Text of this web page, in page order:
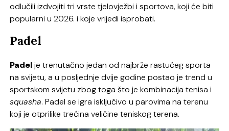
odlučili izdvojiti tri vrste tjelovježbi i sportova, koji će biti
popularni u 2026. i koje vrijedi isprobati.
Padel
Padelje trenutačno jedan od najbrže rastućeg sporta
na svijetu, a u posljednje dvije godine postao je trend u
sportskom svijetu zbog toga što je kombinacija tenisa i
squasha. Padel se igra isključivo u parovima na terenu
koji je otprilike trećina veličine teniskog terena.